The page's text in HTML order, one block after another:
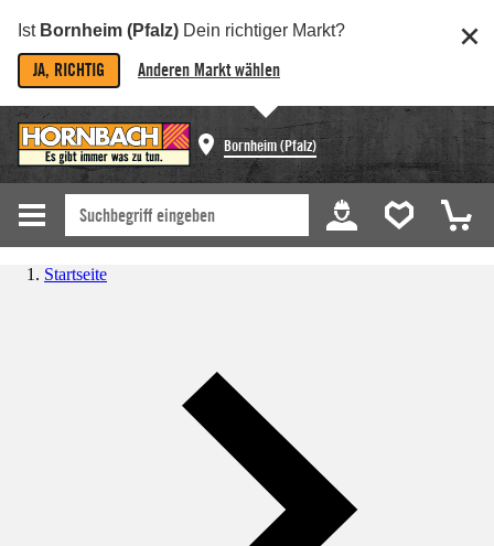
Ist Bornheim (Pfalz) Dein richtiger Markt?
JA, RICHTIG Anderen Markt wählen
Bornheim (Pfalz)
Startseite